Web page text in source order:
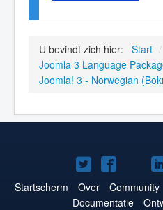
U bevindt zich hier: Start /
Joomla 3 Language
Joomla! 3 - Norwegian
Joomla!
op
Joomla!
opop
Startscherm Over Community
Documentatie